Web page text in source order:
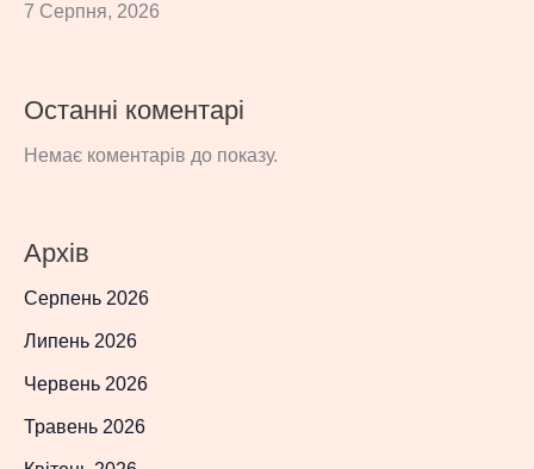
7 Серпня, 2026
Останні коментарі
Немає коментарів до показу.
Архів
Серпень 2026
Липень 2026
Червень 2026
Травень 2026